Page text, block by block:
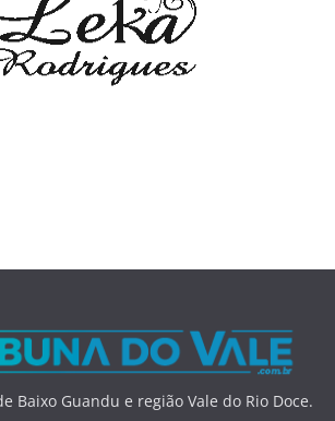
Baixo Guandu e região Vale do Rio Doce.